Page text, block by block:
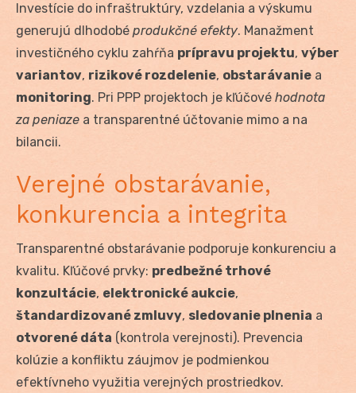
Investície do infraštruktúry, vzdelania a výskumu
generujú dlhodobé produkčné efekty. Manažment
investičného cyklu zahŕňa prípravu projektu, výber
variantov, rizikové rozdelenie, obstarávanie a
monitoring. Pri PPP projektoch je kľúčové hodnota
za peniaze a transparentné účtovanie mimo a na
bilancii.
Verejné obstarávanie,
konkurencia a integrita
Transparentné obstarávanie podporuje konkurenciu a
kvalitu. Kľúčové prvky: predbežné trhové
konzultácie, elektronické aukcie,
štandardizované zmluvy, sledovanie plnenia a
otvorené dáta (kontrola verejnosti). Prevencia
kolúzie a konfliktu záujmov je podmienkou
efektívneho využitia verejných prostriedkov.